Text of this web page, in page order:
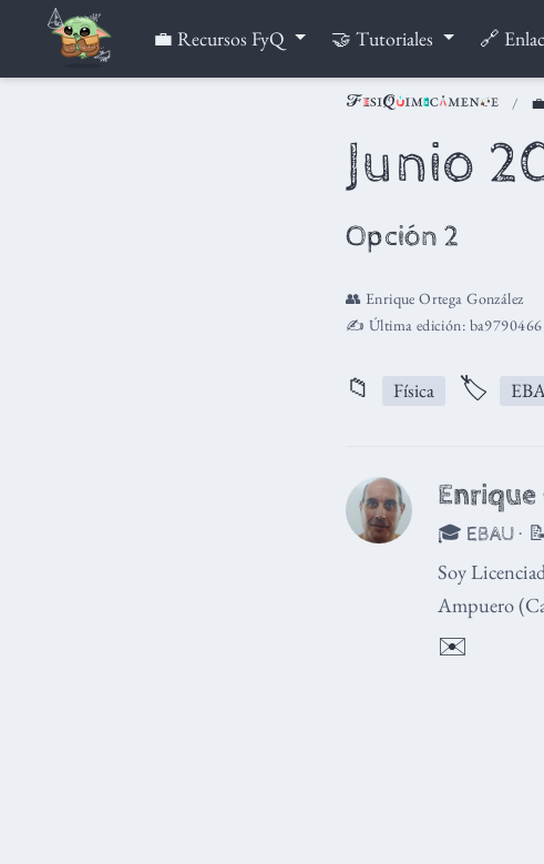
💼 Recursos FyQ 🤝 Tutoriales 🔗
Junio
Opción 2
👥 Enrique Ortega González
✍️ Última edición: ba9790466
📁 Física 🏷️
Enrique
🎓 EBAU ·
Soy
Ampuero
✉️